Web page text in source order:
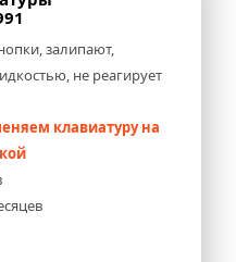
залипают,
не реагирует
клавиатуру на